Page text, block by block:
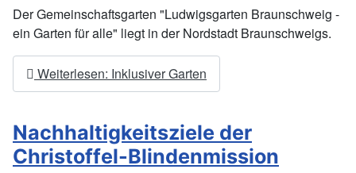
Der Gemeinschaftsgarten "Ludwigsgarten Braunschweig -
ein Garten für alle" liegt in der Nordstadt Braunschweigs.
Weiterlesen: Inklusiver Garten
Nachhaltigkeitsziele der
Christoffel-Blindenmission